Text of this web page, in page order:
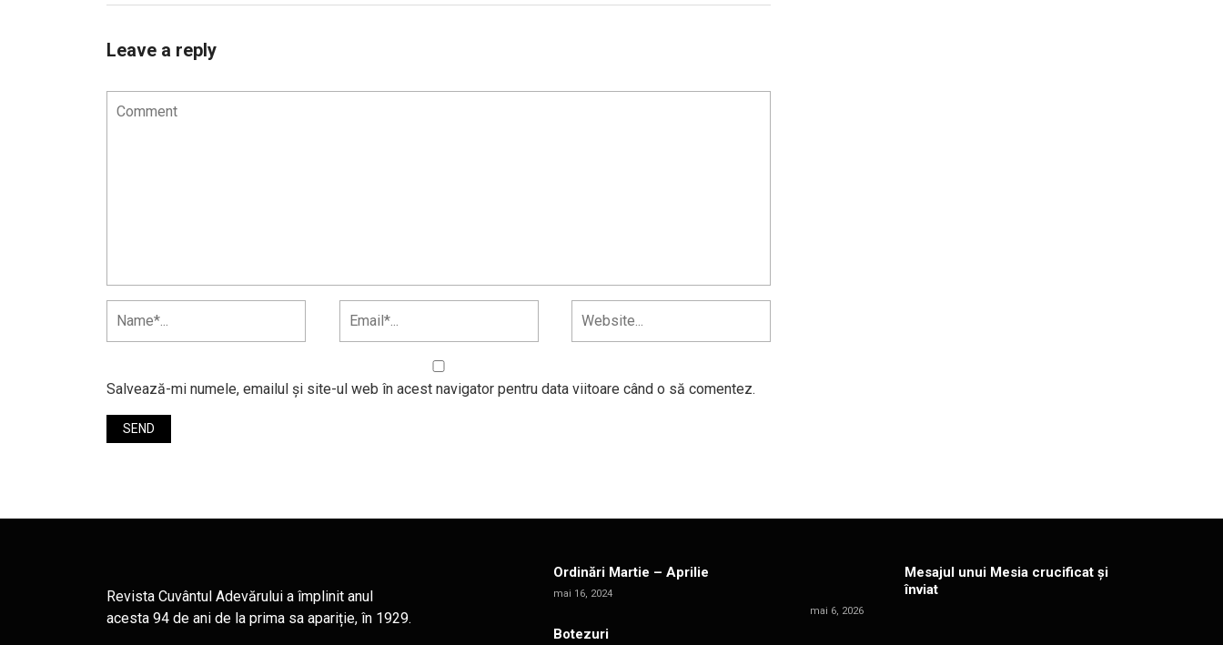
Leave a reply
Salvează-mi numele, emailul și site-ul web în acest navigator pentru data viitoare când o să comentez.
Revista Cuvântul Adevărului a împlinit anul
acesta 94 de ani de la prima sa apariție, în 1929.
Ordinări Martie – Aprilie
mai 16, 2024
Botezuri
Mesajul unui Mesia crucificat și
înviat
mai 6, 2026